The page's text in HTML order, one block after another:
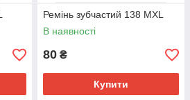
Ремінь зубчастий 138 MXL
В наявності
80 ₴
Купити